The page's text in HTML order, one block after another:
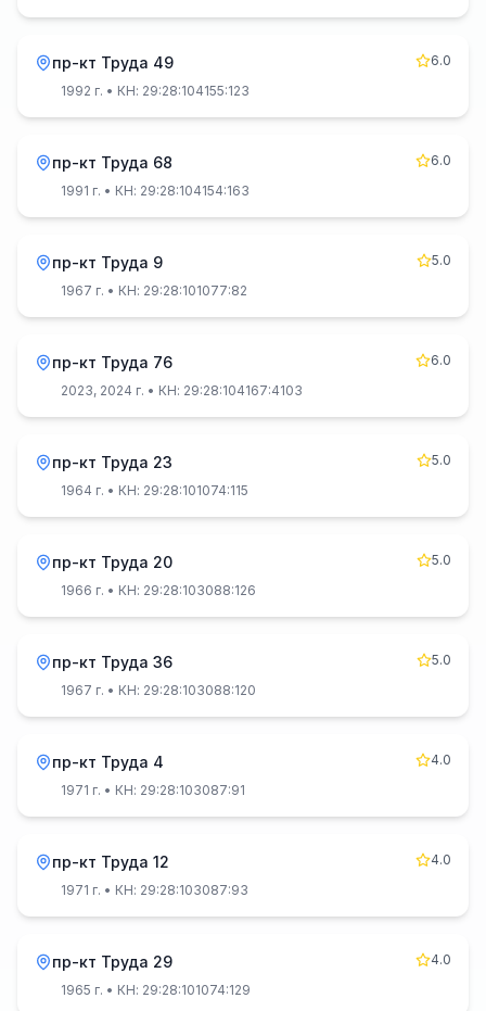
пр-кт Труда 49
6.0
1992 г. • КН: 29:28:104155:123
пр-кт Труда 68
6.0
1991 г. • КН: 29:28:104154:163
пр-кт Труда 9
5.0
1967 г. • КН: 29:28:101077:82
пр-кт Труда 76
6.0
2023, 2024 г. • КН: 29:28:104167:4103
пр-кт Труда 23
5.0
1964 г. • КН: 29:28:101074:115
пр-кт Труда 20
5.0
1966 г. • КН: 29:28:103088:126
пр-кт Труда 36
5.0
1967 г. • КН: 29:28:103088:120
пр-кт Труда 4
4.0
1971 г. • КН: 29:28:103087:91
пр-кт Труда 12
4.0
1971 г. • КН: 29:28:103087:93
пр-кт Труда 29
4.0
1965 г. • КН: 29:28:101074:129